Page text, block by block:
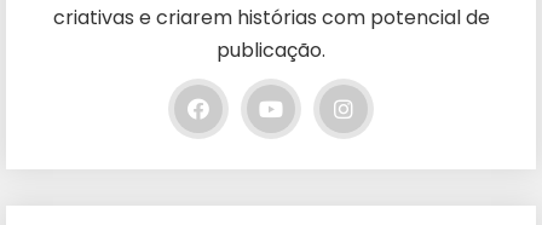
criativas e criarem histórias com potencial de
publicação.